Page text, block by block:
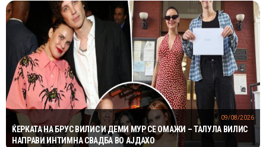
ЌЕРКАТА НА БРУС ВИЛИС И ДЕМИ МУР СЕ ОМАЖИ – ТАЛУЛА ВИЛИС
НАПРАВИ ИНТИМНА СВАДБА ВО АЈДАХО
09/08/2026